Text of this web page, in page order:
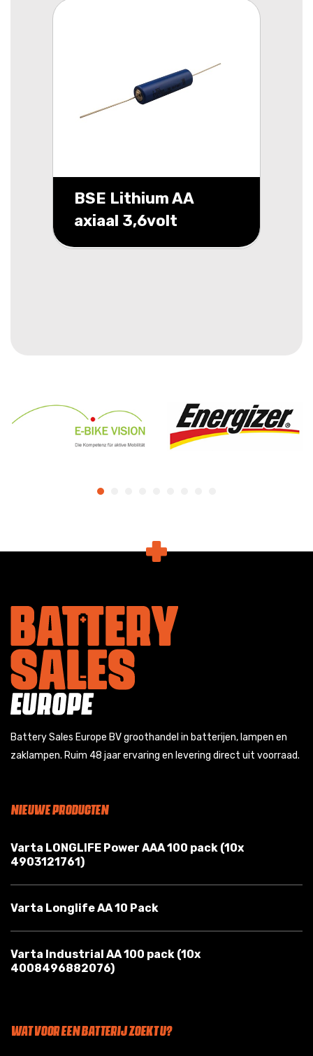
BSE Lithium AA
axiaal 3,6volt
Battery Sales Europe BV groothandel in batterijen, lampen en
zaklampen. Ruim 48 jaar ervaring en levering direct uit voorraad.
NIEUWE PRODUCTEN
Varta LONGLIFE Power AAA 100 pack (10x
4903121761)
Varta Longlife AA 10 Pack
Varta Industrial AA 100 pack (10x
4008496882076)
WAT VOOR EEN BATTERIJ ZOEKT U?